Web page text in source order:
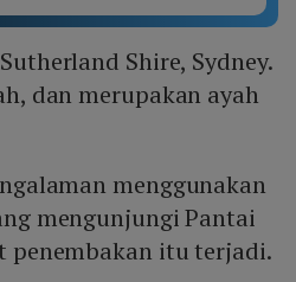
Shire, Sydney.
dan merupakan ayah
menggunakan
mengunjungi Pantai
penembakan itu terjadi.